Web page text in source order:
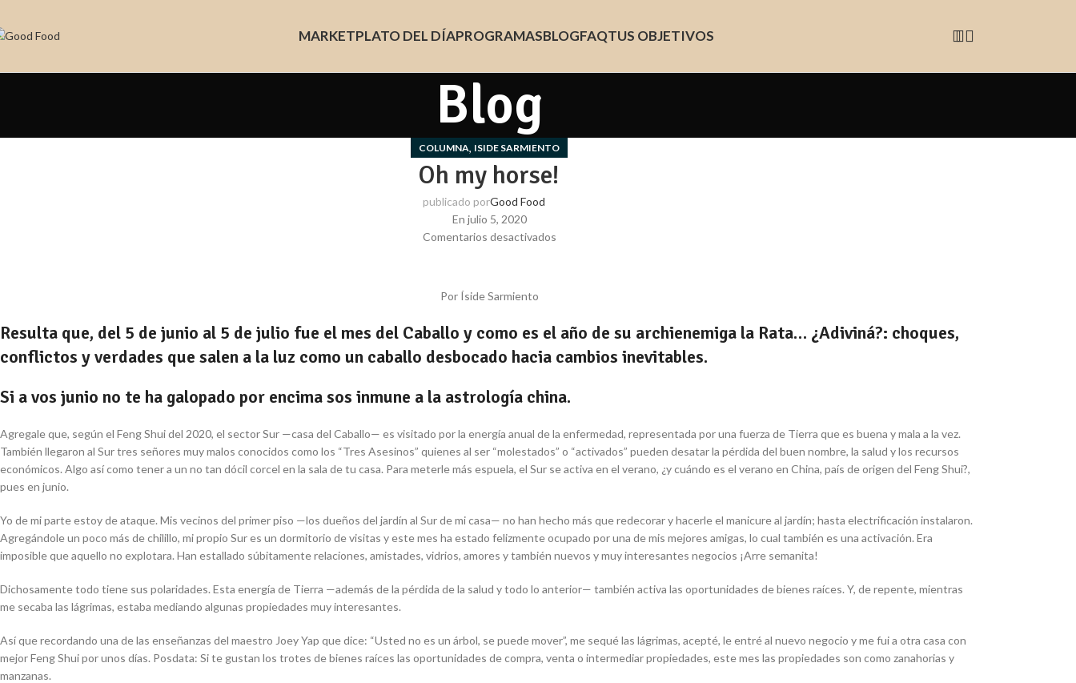
MARKETPLATO DEL DÍAPROGRAMASBLOGFAQTUS OBJETIVOS
Blog
COLUMNA, ISIDE SARMIENTO
Oh my horse!
publicado porGood Food
En julio 5, 2020
Comentarios desactivados
Por Íside Sarmiento
Resulta que, del 5 de junio al 5 de julio fue el mes del Caballo y como es el año de su archienemiga la Rata… ¿Adiviná?: choques,
conflictos y verdades que salen a la luz como un caballo desbocado hacia cambios inevitables.
Si a vos junio no te ha galopado por encima sos inmune a la astrología china.
Agregale que, según el Feng Shui del 2020, el sector Sur —casa del Caballo— es visitado por la energía anual de la enfermedad, representada por una fuerza de Tierra que es buena y mala a la vez.
También llegaron al Sur tres señores muy malos conocidos como los “Tres Asesinos” quienes al ser “molestados” o “activados” pueden desatar la pérdida del buen nombre, la salud y los recursos
económicos. Algo así como tener a un no tan dócil corcel en la sala de tu casa. Para meterle más espuela, el Sur se activa en el verano, ¿y cuándo es el verano en China, país de origen del Feng Shui?,
pues en junio.
Yo de mi parte estoy de ataque. Mis vecinos del primer piso —los dueños del jardín al Sur de mi casa— no han hecho más que redecorar y hacerle el manicure al jardín; hasta electrificación instalaron.
Agregándole un poco más de chilillo, mi propio Sur es un dormitorio de visitas y este mes ha estado felizmente ocupado por una de mis mejores amigas, lo cual también es una activación. Era
imposible que aquello no explotara. Han estallado súbitamente relaciones, amistades, vidrios, amores y también nuevos y muy interesantes negocios ¡Arre semanita!
Dichosamente todo tiene sus polaridades. Esta energía de Tierra —además de la pérdida de la salud y todo lo anterior— también activa las oportunidades de bienes raíces. Y, de repente, mientras
me secaba las lágrimas, estaba mediando algunas propiedades muy interesantes.
Así que recordando una de las enseñanzas del maestro Joey Yap que dice: “Usted no es un árbol, se puede mover”, me sequé las lágrimas, acepté, le entré al nuevo negocio y me fui a otra casa con
mejor Feng Shui por unos días. Posdata: Si te gustan los trotes de bienes raíces las oportunidades de compra, venta o intermediar propiedades, este mes las propiedades son como zanahorias y
manzanas.